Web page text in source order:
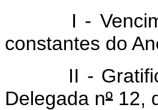
I -
constantes do
II -
Delegada nº 12,